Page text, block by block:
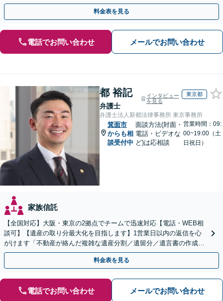
対応しております【休日・夜間相談可】
料金表を見る
電話でお問い合わせ メールでお問い合わせ
都 裕記
弁護士
インタビュー
を見る
東京都
弁護士法人新都法律事務所 東京事務所
箕面市
からも相
談受付中
面談方法(対面・
電話・ビデオな
ど)は応相談
営業時間：09:
00~19:00（土
日祝日）
家族信託
【全国対応】大阪・東京の2拠点でチームで迅速対応【電話・WEB相
談可】【遺産の取り分最大化を目指します】1営業日以内の返信を心
がけます「不動産が絡んだ複雑な遺産分割／遺留分／遺言書の作成・
執行／事業承継など、お任せください」【休日相談あり】
料金表を見る
電話でお問い合わせ メールでお問い合わせ